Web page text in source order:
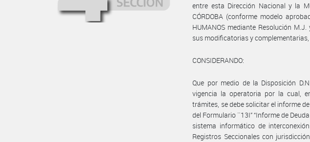
entre esta Dirección Nacional y la
CÓRDOBA (conforme modelo
HUMANOS mediante Resolución
sus modificatorias y
CONSIDERANDO:
Que por medio de la Disposición
vigencia la operatoria por la cual,
trámites, se debe solicitar el informe
del Formulario ¨13I” “Informe de
sistema informático de
Registros Seccionales con